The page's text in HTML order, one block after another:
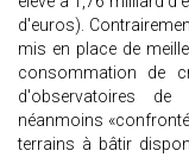
d'euros).
mis en place de
consommation de
d'observatoires de
néanmoins
terrains à bâtir